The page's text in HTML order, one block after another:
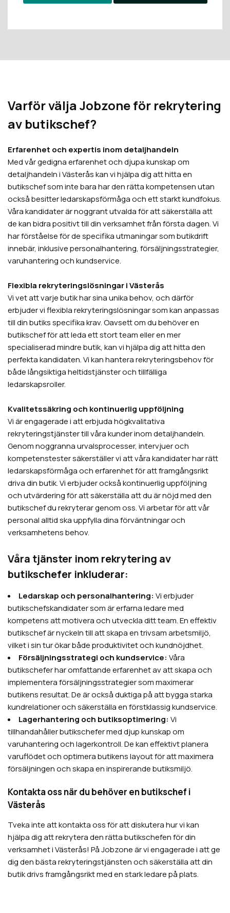
Varför välja Jobzone för rekrytering
av butikschef?
Erfarenhet och expertis inom detaljhandeln
Med vår gedigna erfarenhet och djupa kunskap om
detaljhandeln i Västerås kan vi hjälpa dig att hitta en
butikschef som inte bara har den rätta kompetensen utan
också besitter ledarskapsförmåga och ett starkt kundfokus.
Våra kandidater är noggrant utvalda för att säkerställa att
de kan bidra positivt till din verksamhet från första dagen. Vi
har förståelse för de specifika utmaningar som butikdrift
innebär, inklusive personalhantering, försäljningsstrategier,
varuhantering och kundservice.
Flexibla rekryteringslösningar i Västerås
Vi vet att varje butik har sina unika behov, och därför
erbjuder vi flexibla rekryteringslösningar som kan anpassas
till din butiks specifika krav. Oavsett om du behöver en
butikschef för att leda ett stort team eller en mer
specialiserad mindre butik, kan vi hjälpa dig att hitta den
perfekta kandidaten. Vi kan hantera rekryteringsbehov för
både långsiktiga heltidstjänster och tillfälliga
ledarskapsroller.
Kvalitetssäkring och kontinuerlig uppföljning
Vi är engagerade i att erbjuda högkvalitativa
rekryteringstjänster till våra kunder inom detaljhandeln.
Genom noggranna urvalsprocesser, intervjuer och
kompetenstester säkerställer vi att våra kandidater har rätt
ledarskapsförmåga och erfarenhet för att framgångsrikt
driva din butik. Vi erbjuder också kontinuerlig uppföljning
och utvärdering för att säkerställa att du är nöjd med den
butikschef du rekryterar genom oss. Vi arbetar för att vår
personal alltid ska uppfylla dina förväntningar och
verksamhetens behov.
Våra tjänster inom rekrytering av
butikschefer inkluderar:
Ledarskap och personalhantering: Vi erbjuder
butikschefskandidater som är erfarna ledare med
kompetens att motivera och utveckla ditt team. En effektiv
butikschef är nyckeln till att skapa en trivsam arbetsmiljö,
vilket i sin tur ökar både produktivitet och kundnöjdhet.
Försäljningsstrategi och kundservice: Våra
butikschefer har omfattande erfarenhet av att skapa och
implementera försäljningsstrategier som maximerar
butikens resultat. De är också duktiga på att bygga starka
kundrelationer och säkerställa en förstklassig kundservice.
Lagerhantering och butiksoptimering: Vi
tillhandahåller butikschefer med djup kunskap om
varuhantering och lagerkontroll. De kan effektivt planera
varuflödet och optimera butikens layout för att maximera
försäljningen och skapa en inspirerande butiksmiljö.
Kontakta oss när du behöver en butikschef i
Västerås
Tveka inte att kontakta oss för att diskutera hur vi kan
hjälpa dig att rekrytera den rätta butikschefen för din
verksamhet i Västerås! På Jobzone är vi engagerade i att ge
dig den bästa rekryteringstjänsten och säkerställa att din
butik drivs framgångsrikt med en stark ledare på plats.